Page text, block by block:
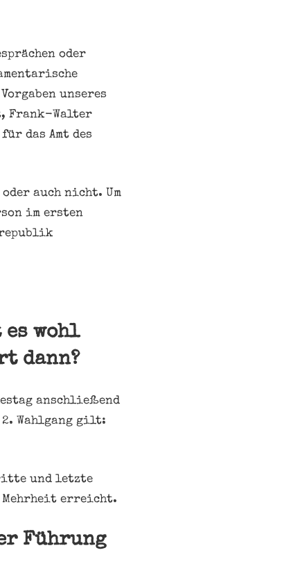
oder
unseres
Frank-Walter
das Amt des
auch nicht. Um
im ersten
wohl
dann?
anschließend
2. Wahlgang gilt:
und letzte
Mehrheit erreicht.
Führung